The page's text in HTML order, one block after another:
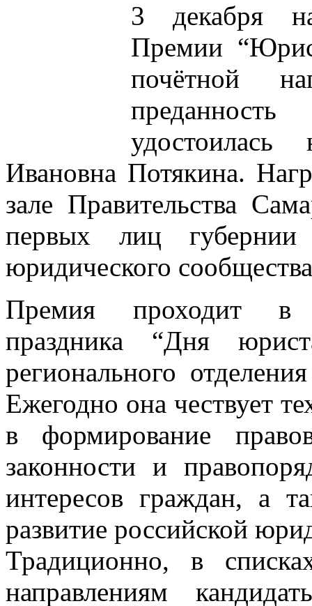
3 декабря
Премии
почётной
Ивановна Потякина.
зале Правительства
первых лиц губернии
юридического
Премия проходит в
праздника “Дня
регионального
Ежегодно она чествует
в формирование
законности и
интересов граждан, а
развитие российской
Традиционно, в
направлениям